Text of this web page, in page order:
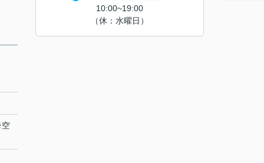
10:00~19:00
（休：水曜日）